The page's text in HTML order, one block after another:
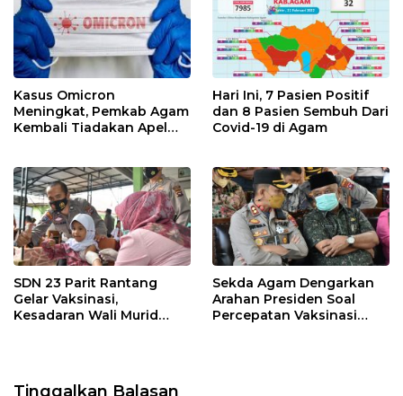
Kasus Omicron
Meningkat, Pemkab Agam
Kembali Tiadakan Apel
Hari Ini, 7 Pasien Positif
dan 8 Pasien Sembuh Dari
Covid-19 di Agam
SDN 23 Parit Rantang
Gelar Vaksinasi,
Kesadaran Wali Murid
Sekda Agam Dengarkan
Arahan Presiden Soal
Percepatan Vaksinasi
Tinggalkan Balasan